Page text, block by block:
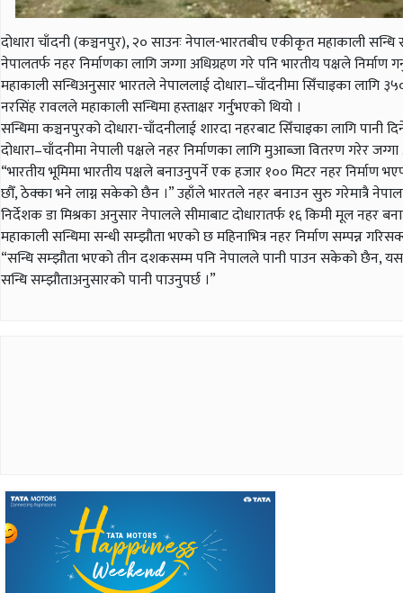
दोधारा चाँदनी (कञ्चनपुर), २० साउनः नेपाल-भारतबीच एकीकृत महाकाली
नेपालतर्फ नहर निर्माणका लागि जग्गा अधिग्रहण गरे पनि भारतीय पक्षले
महाकाली सन्धिअनुसार भारतले नेपाललाई दोधारा–चाँदनीमा सिँचाइका लागि
नरसिंह रावलले महाकाली सन्धिमा हस्ताक्षर गर्नुभएको थियो ।
सन्धिमा कञ्चनपुरको दोधारा-चाँदनीलाई शारदा नहरबाट सिँचाइका लागि
दोधारा–चाँदनीमा नेपाली पक्षले नहर निर्माणका लागि मुआब्जा वितरण गरेर
“भारतीय भूमिमा भारतीय पक्षले बनाउनुपर्ने एक हजार १०० मिटर नहर निर्माण
छौँ, ठेक्का भने लाग्न सकेको छैन ।” उहाँले भारतले नहर बनाउन सुरु गरेमात्रै
निर्देशक डा मिश्रका अनुसार नेपालले सीमाबाट दोधारातर्फ १६ किमी मूल नहर
महाकाली सन्धिमा सन्धी सम्झौता भएको छ महिनाभित्र नहर निर्माण सम्पन्न
“सन्धि सम्झौता भएको तीन दशकसम्म पनि नेपालले पानी पाउन सकेको छैन,
सन्धि सम्झौताअनुसारको पानी पाउनुपर्छ ।”